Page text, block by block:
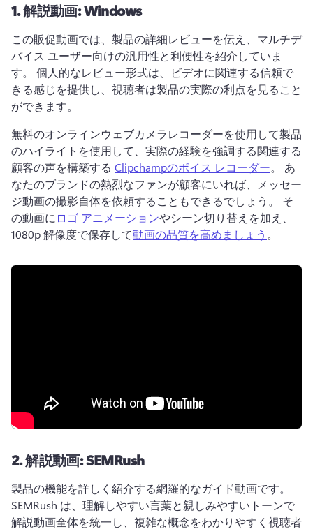
1.解説動画: Windows
この販促動画では、製品の詳細レビューを伝え、マルチデ
バイス ユーザー向けの汎用性と利便性を紹介していま
す。 個人的なレビュー形式は、ビデオに関連する信頼で
きる感じを提供し、視聴者は製品の実際の利点を見ること
ができます。
無料のオンラインウェブカメラレコーダーを使用して製品
のハイライトを使用して、実際の経験を強調する関連する
顧客の声を構築する Clipchampのボイス レコーダー。 あ
なたのブランドの熱烈なファンが顧客にいれば、メッセー
ジ動画の撮影自体を依頼することもできるでしょう。 そ
の動画に ロゴ アニメーションやシーン切り替えを加え、
1080p 解像度で保存して動画の品質を高めましょう 。
2.解説動画: SEMRush
SEMRush は、理解しやすい言葉と親しみやすいトーンで
解説動画全体を統一し、複雑な概念をわかりやすく視聴者